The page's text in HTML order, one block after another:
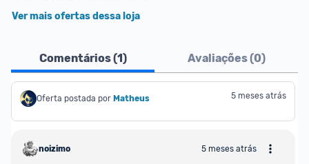
Ver mais ofertas dessa loja
Comentários (1) Avaliações (0)
Oferta postada por Matheus 5 meses atrás
noizimo 5 meses atrás